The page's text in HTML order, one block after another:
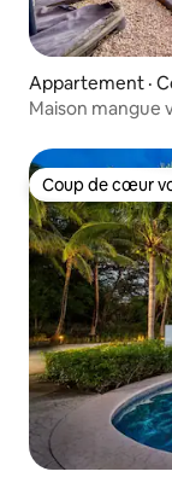
Appartement ·
Maison mangue
Coup de cœur
Coup de cœur